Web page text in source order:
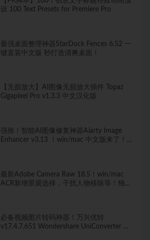
设 100 Text Presets for Premiere Pro
最强桌面整理神器StarDock Fences 6.52 一
键直装中文版 秒打造清爽桌面！
【无损放大】AI图像无损放大插件 Topaz
Gigapixel Pro v1.3.3 中文汉化版
强推！智能AI图像修复神器Aiarty Image
Enhancer v3.13 ！win/mac 中文版来了！
最新Adobe Camera Raw 18.5！win/mac
ACR新增景观选择，干扰人物移除等！独立
必备视频图片转码神器！万兴优转
v17.4.7.651 Wondershare UniConverter 便